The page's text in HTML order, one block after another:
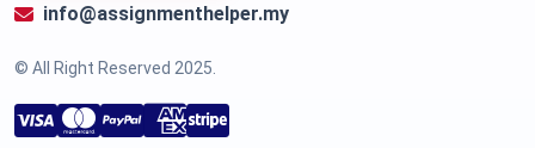
info@assignmenthelper.my
© All Right Reserved 2025.